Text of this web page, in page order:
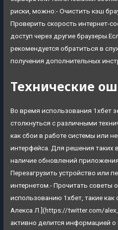
риски, можно:- Очистить кэш
Проверить скорость интернет-
доступ через другие
рекомендуется обратиться в
получения дополнительных
Технические
Во время использования 1хбет
столкнуться с различными
как сбои в работе системы или
интерфейса. Для решения таких
наличие обновлений
Перезагрузить устройство или
интернетом.- Прочитать советы
использованию 1хбет, такие как
Алекса Л.](https://twitter.com/
активно делится информацией